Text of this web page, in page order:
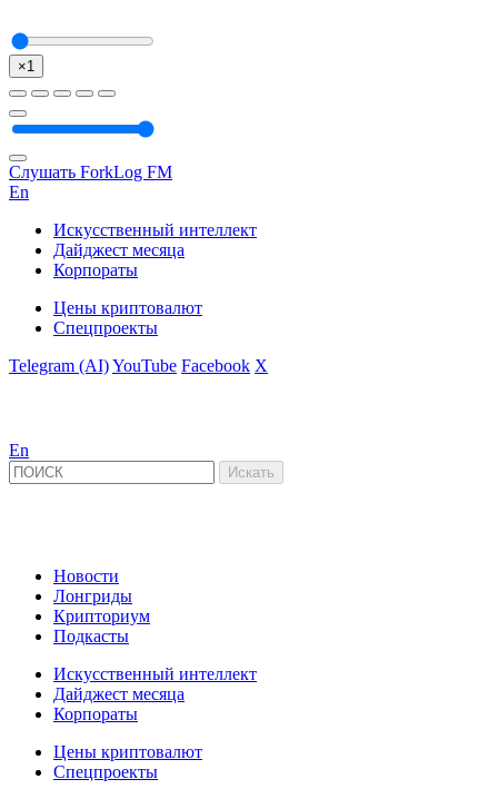
×1
Слушать ForkLog FM
En
Искусственный интеллект
Дайджест месяца
Корпораты
Цены криптовалют
Спецпроекты
Telegram (AI)YouTube Facebook X
En
Новости
Лонгриды
Крипториум
Подкасты
Искусственный интеллект
Дайджест месяца
Корпораты
Цены криптовалют
Спецпроекты